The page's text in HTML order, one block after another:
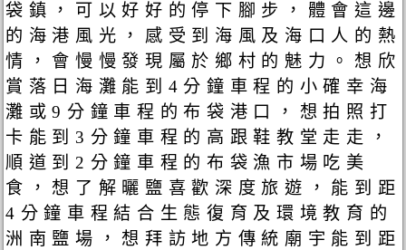
袋鎮，可以好好的停下腳步，體會這邊
的海港風光，感受到海風及海口人的熱
情，會慢慢發現屬於鄉村的魅力。想欣
賞落日海灘能到4分鐘車程的小確幸海
灘或9分鐘車程的布袋港口，想拍照打
卡能到3分鐘車程的高跟鞋教堂走走，
順道到2分鐘車程的布袋漁市場吃美
食，想了解曬鹽喜歡深度旅遊，能到距
4分鐘車程結合生態復育及環境教育的
洲南鹽場，想拜訪地方傳統廟宇能到距